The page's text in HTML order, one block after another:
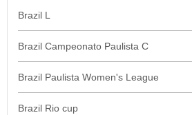
Brazil L
Brazil Campeonato Paulista C
Brazil Paulista Women's League
Brazil Rio cup